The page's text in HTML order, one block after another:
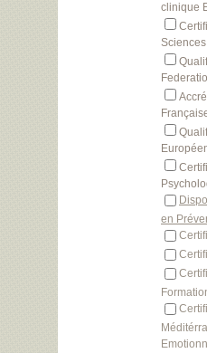
clinique
en